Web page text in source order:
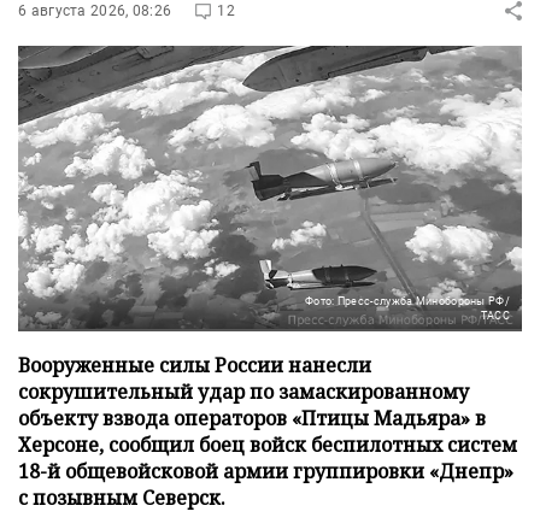
6 августа 2026, 08:26 12
Фото: Пресс-служба Минобороны РФ/
ТАСС
Вооруженные силы России нанесли
сокрушительный удар по замаскированному
объекту взвода операторов «Птицы Мадьяра» в
Херсоне, сообщил боец войск беспилотных систем
18-й общевойсковой армии группировки «Днепр»
с позывным Северск.